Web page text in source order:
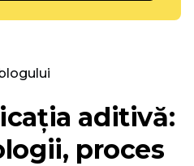
aditivă:
proces